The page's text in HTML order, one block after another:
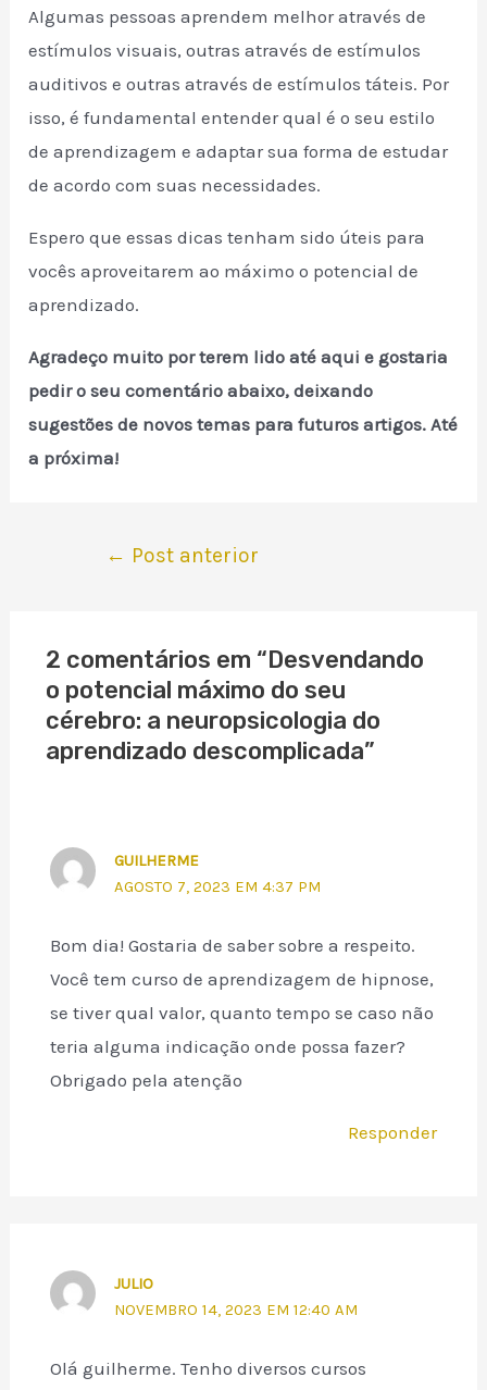
Algumas pessoas aprendem melhor através de
estímulos visuais, outras através de estímulos
auditivos e outras através de estímulos táteis. Por
isso, é fundamental entender qual é o seu estilo
de aprendizagem e adaptar sua forma de estudar
de acordo com suas necessidades.
Espero que essas dicas tenham sido úteis para
vocês aproveitarem ao máximo o potencial de
aprendizado.
Agradeço muito por terem lido até aqui e gostaria
pedir o seu comentário abaixo, deixando
sugestões de novos temas para futuros artigos. Até
a próxima!
Navegação
← Post anterior
2 comentários em “Desvendando
o potencial máximo do seu
cérebro: a neuropsicologia do
aprendizado descomplicada”
GUILHERME
AGOSTO 7, 2023 EM 4:37 PM
Bom dia! Gostaria de saber sobre a respeito.
Você tem curso de aprendizagem de hipnose,
se tiver qual valor, quanto tempo se caso não
teria alguma indicação onde possa fazer?
Obrigado pela atenção
Responder
JULIO
NOVEMBRO 14, 2023 EM 12:40 AM
Olá guilherme. Tenho diversos cursos